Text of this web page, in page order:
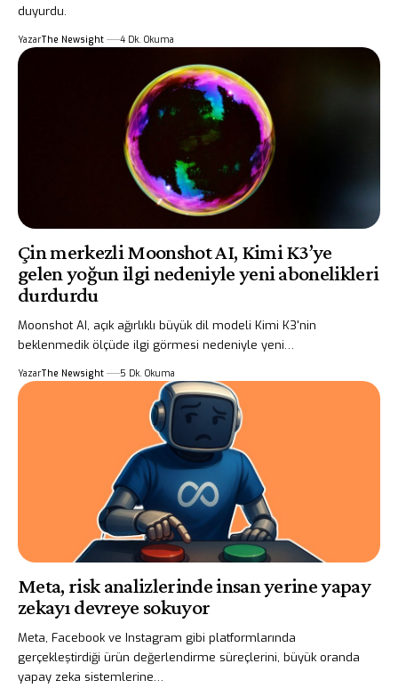
duyurdu.
YazarThe Newsight 4 Dk. Okuma
Çin merkezli Moonshot AI, Kimi K3’ye
gelen yoğun ilgi nedeniyle yeni abonelikleri
durdurdu
Moonshot AI, açık ağırlıklı büyük dil modeli Kimi K3'nin
beklenmedik ölçüde ilgi görmesi nedeniyle yeni…
YazarThe Newsight 5 Dk. Okuma
Meta, risk analizlerinde insan yerine yapay
zekayı devreye sokuyor
Meta, Facebook ve Instagram gibi platformlarında
gerçekleştirdiği ürün değerlendirme süreçlerini, büyük oranda
yapay zeka sistemlerine…